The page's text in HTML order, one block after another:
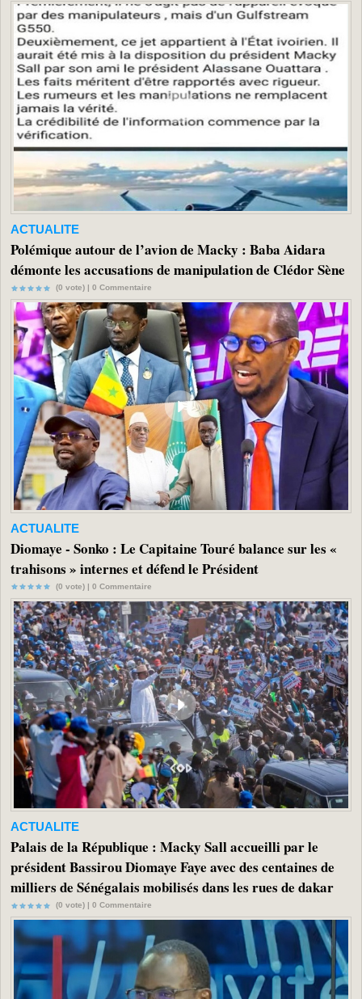
ACTUALITE
Polémique autour de l’avion de Macky : Baba Aidara
démonte les accusations de manipulation de Clédor Sène
(0 vote) | 0 Commentaire
ACTUALITE
Diomaye - Sonko : Le Capitaine Touré balance sur les «
trahisons » internes et défend le Président
(0 vote) | 0 Commentaire
ACTUALITE
Palais de la République : Macky Sall accueilli par le
président Bassirou Diomaye Faye avec des centaines de
milliers de Sénégalais mobilisés dans les rues de dakar
(0 vote) | 0 Commentaire